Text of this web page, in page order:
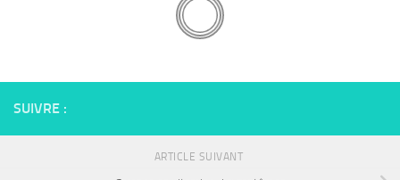
SUIVRE :
ARTICLE SUIVANT